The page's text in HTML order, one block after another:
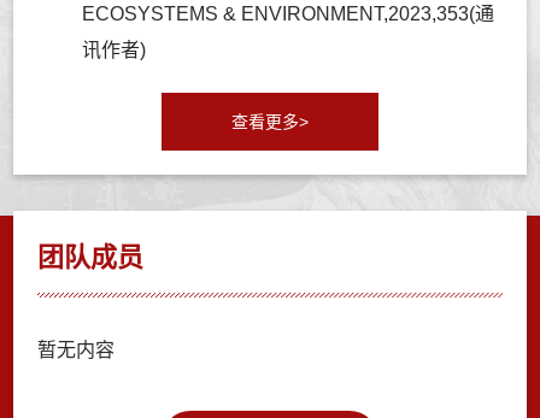
ECOSYSTEMS & ENVIRONMENT,2023,353(通
讯作者)
查看更多>
团队成员
暂无内容